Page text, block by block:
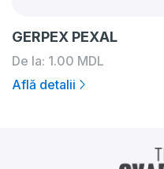
GERPEX PEXAL
De la: 1.00 MDL
Află detalii